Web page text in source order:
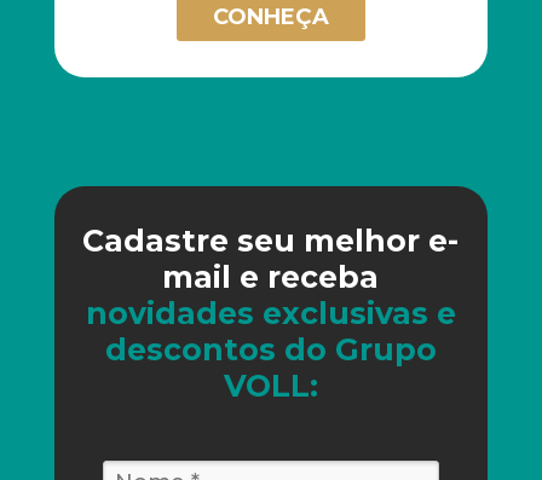
CONHEÇA
Cadastre seu melhor e-
mail e receba
novidades exclusivas e
descontos do Grupo
VOLL: